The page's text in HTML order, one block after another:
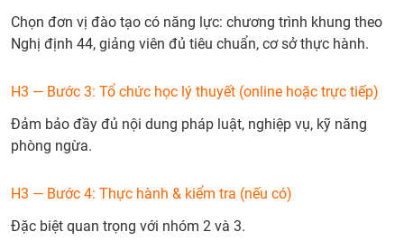
Chọn đơn vị đào tạo có năng lực: chương trình khung theo
Nghị định 44, giảng viên đủ tiêu chuẩn, cơ sở thực hành.
H3 — Bước 3: Tổ chức học lý thuyết (online hoặc trực tiếp)
Đảm bảo đầy đủ nội dung pháp luật, nghiệp vụ, kỹ năng
phòng ngừa.
H3 — Bước 4: Thực hành & kiểm tra (nếu có)
Đặc biệt quan trọng với nhóm 2 và 3.